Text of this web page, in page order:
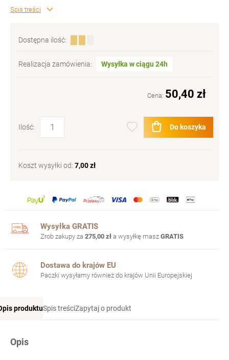
Spis treści
Dostępna ilość:
Realizacja zamówienia: Wysyłka w ciągu 24h
Cena: 50,40 zł
Ilość: Do koszyka
Koszt wysyłki od: 7,00 zł
Wysyłka GRATIS
Zrob zakupy za 275,00 zł a wysyłkę masz GRATIS
Dostawa do krajów EU
Paczki wysyłamy również do krajów Unii Europejskiej
produktuSpis treściZapytaj o produkt
Opis